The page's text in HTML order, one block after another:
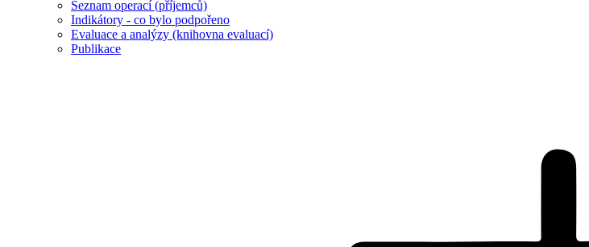
Seznam operací (příjemců)
Indikátory - co bylo podpořeno
Evaluace a analýzy (knihovna evaluací)
Publikace